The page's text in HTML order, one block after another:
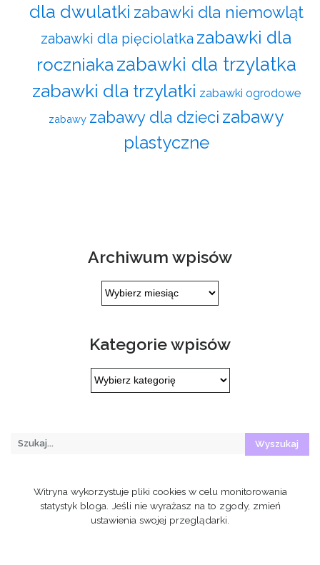
dla dwulatki zabawki dla niemowląt
zabawki dla pięciolatka zabawki dla
roczniaka zabawki dla trzylatka
zabawki dla trzylatki zabawki ogrodowe
zabawy zabawy dla dzieci zabawy
plastyczne
Archiwum wpisów
Kategorie wpisów
Witryna wykorzystuje pliki cookies w celu monitorowania
statystyk bloga. Jeśli nie wyrażasz na to zgody, zmień
ustawienia swojej przeglądarki.